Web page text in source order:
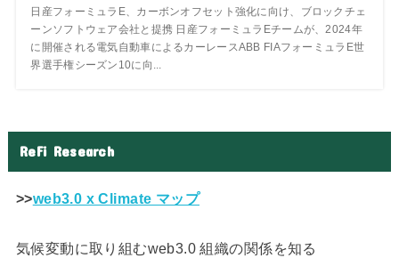
日産フォーミュラE、カーボンオフセット強化に向け、ブロックチェ
ーンソフトウェア会社と提携 日産フォーミュラEチームが、2024年
に開催される電気自動車によるカーレースABB FIAフォーミュラE世
界選手権シーズン10に向...
ReFi Research
>>web3.0 x Climate マップ
気候変動に取り組むweb3.0 組織の関係を知る